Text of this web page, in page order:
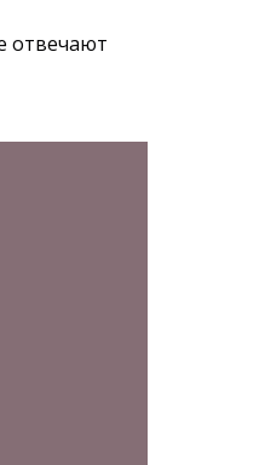
отвечают